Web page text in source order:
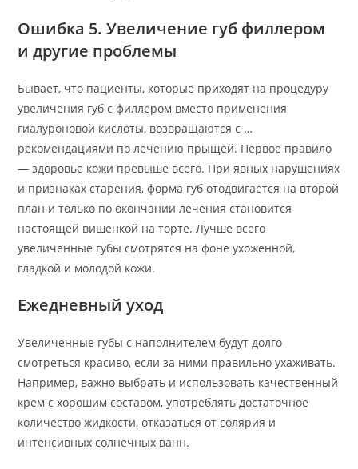
Ошибка 5. Увеличение губ филлером
и другие проблемы
Бывает, что пациенты, которые приходят на процедуру
увеличения губ с филлером вместо применения
гиалуроновой кислоты, возвращаются с …
рекомендациями по лечению прыщей. Первое правило
— здоровье кожи превыше всего. При явных нарушениях
и признаках старения, форма губ отодвигается на второй
план и только по окончании лечения становится
настоящей вишенкой на торте. Лучше всего
увеличенные губы смотрятся на фоне ухоженной,
гладкой и молодой кожи.
Ежедневный уход
Увеличенные губы с наполнителем будут долго
смотреться красиво, если за ними правильно ухаживать.
Например, важно выбрать и использовать качественный
крем с хорошим составом, употреблять достаточное
количество жидкости, отказаться от солярия и
интенсивных солнечных ванн.